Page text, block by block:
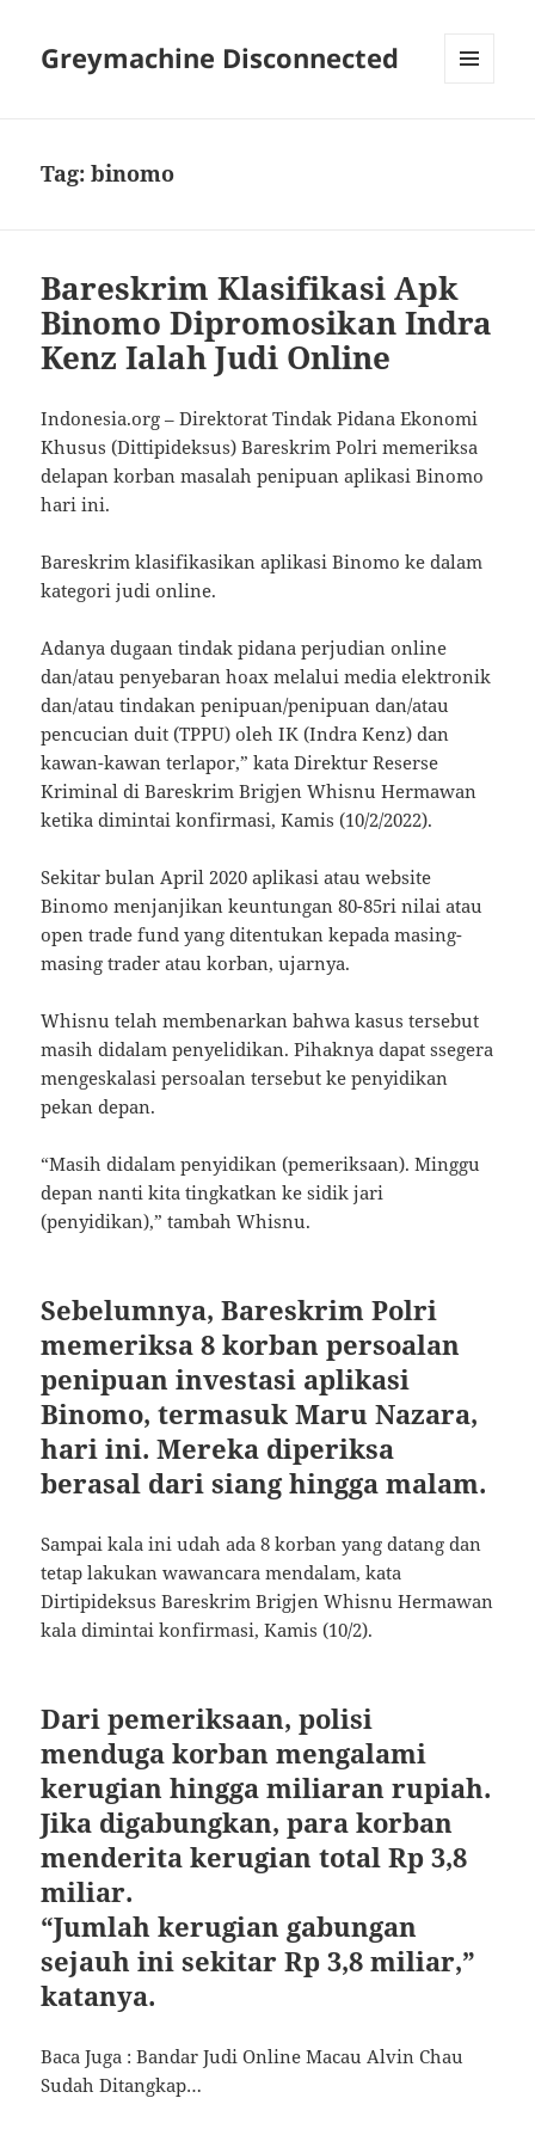
Greymachine Disconnected
Tag:binomo
Bareskrim Klasifikasi Apk
Binomo Dipromosikan Indra
Kenz Ialah Judi Online
Indonesia.org – Direktorat Tindak Pidana Ekonomi
Khusus (Dittipideksus) Bareskrim Polri memeriksa
delapan korban masalah penipuan aplikasi Binomo
hari ini.
Bareskrim klasifikasikan aplikasi Binomo ke dalam
kategori judi online.
Adanya dugaan tindak pidana perjudian online
dan/atau penyebaran hoax melalui media elektronik
dan/atau tindakan penipuan/penipuan dan/atau
pencucian duit (TPPU) oleh IK (Indra Kenz) dan
kawan-kawan terlapor,” kata Direktur Reserse
Kriminal di Bareskrim Brigjen Whisnu Hermawan
ketika dimintai konfirmasi, Kamis (10/2/2022).
Sekitar bulan April 2020 aplikasi atau website
Binomo menjanjikan keuntungan 80-85ri nilai atau
open trade fund yang ditentukan kepada masing-
masing trader atau korban, ujarnya.
Whisnu telah membenarkan bahwa kasus tersebut
masih didalam penyelidikan. Pihaknya dapat ssegera
mengeskalasi persoalan tersebut ke penyidikan
pekan depan.
“Masih didalam penyidikan (pemeriksaan). Minggu
depan nanti kita tingkatkan ke sidik jari
(penyidikan),” tambah Whisnu.
Sebelumnya, Bareskrim Polri
memeriksa 8 korban persoalan
penipuan investasi aplikasi
Binomo, termasuk Maru Nazara,
hari ini. Mereka diperiksa
berasal dari siang hingga malam.
Sampai kala ini udah ada 8 korban yang datang dan
tetap lakukan wawancara mendalam, kata
Dirtipideksus Bareskrim Brigjen Whisnu Hermawan
kala dimintai konfirmasi, Kamis (10/2).
Dari pemeriksaan, polisi
menduga korban mengalami
kerugian hingga miliaran rupiah.
Jika digabungkan, para korban
menderita kerugian total Rp 3,8
miliar.
“Jumlah kerugian gabungan
sejauh ini sekitar Rp 3,8 miliar,”
katanya.
Baca Juga : Bandar Judi Online Macau Alvin Chau
Sudah Ditangkap…